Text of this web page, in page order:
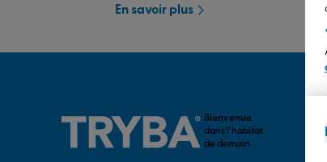
En savoir plus
Bienvenue
dans l’habitat
de demain